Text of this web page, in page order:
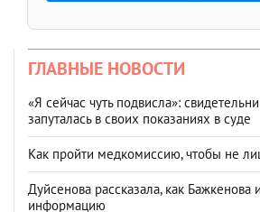
ГЛАВНЫЕ НОВОСТИ
«Я сейчас чуть подвисла»:
запуталась в своих показаниях в суде
Как пройти медкомиссию, чтобы не
Дуйсенова рассказала, как Бажкенова
информацию